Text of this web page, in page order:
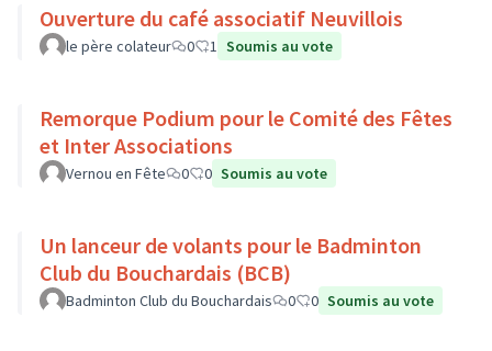
Ouverture du café associatif Neuvillois
le père colateur 0 1 Soumis au vote
Remorque Podium pour le Comité des Fêtes
et Inter Associations
Vernou en Fête 0 0 Soumis au vote
Un lanceur de volants pour le Badminton
Club du Bouchardais (BCB)
Badminton Club du Bouchardais 0 0 Soumis au vote